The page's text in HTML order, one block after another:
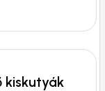
kiskutyák